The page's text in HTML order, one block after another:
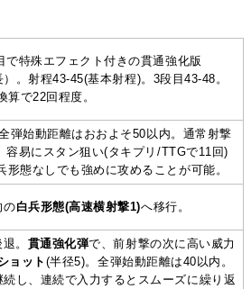
特殊エフェクト付きの貫通強化版
）。射程43-45(基本射程)。3段目43-48。
で22回程度。
弾始動距離はおおよそ50以内。通常射撃
容易にスタン狙い(タキプリ/TTGで11回)
形態なしでも強めに攻めることが可能。
の白兵形態(高速横射撃1)へ移行。
。 貫通強化弾で、前射撃の次に高い威力
ョット (半径5)。全弾始動距離は40以内。
し、連続で入力するとスムーズに繰り返